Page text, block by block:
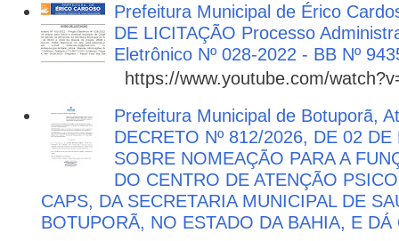
Prefeitura Municipal de Érico
DE LICITAÇÃO Processo
Eletrônico Nº 028-2022 - BB Nº
https://www.youtube.com/
Prefeitura Municipal de Botuporã,
DECRETO Nº 812/2026, DE 02
SOBRE NOMEAÇÃO PARA A
DO CENTRO DE ATENÇÃO
CAPS, DA SECRETARIA MUNICIPAL DE
BOTUPORÃ, NO ESTADO DA BAHIA, E